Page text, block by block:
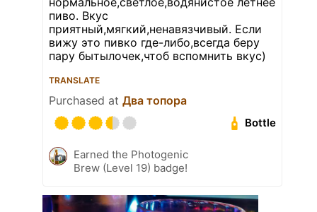
пиво. Вкус
приятный,мягкий,ненавязчивый. Если
вижу это пивко где-либо,всегда беру
пару бытылочек,чтоб вспомнить вкус)
TRANSLATE
Purchased at Два топора
Bottle
Earned the Photogenic
Brew (Level 19) badge!